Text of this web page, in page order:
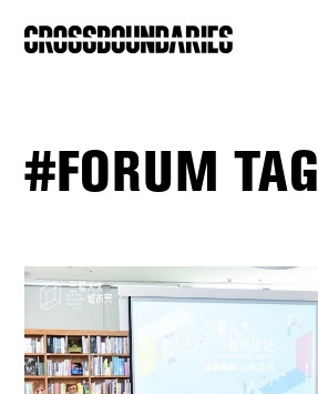
#FORUM TAG